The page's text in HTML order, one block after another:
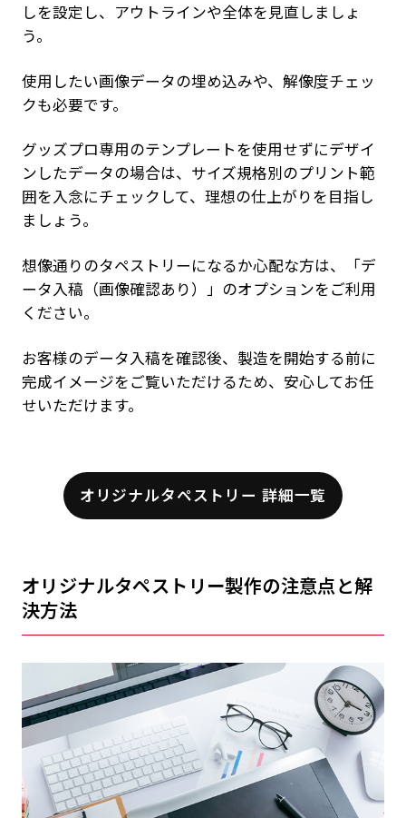
しを設定し、アウトラインや全体を見直しましょ
う。
使用したい画像データの埋め込みや、解像度チェッ
クも必要です。
グッズプロ専用のテンプレートを使用せずにデザイ
ンしたデータの場合は、サイズ規格別のプリント範
囲を入念にチェックして、理想の仕上がりを目指し
ましょう。
想像通りのタペストリーになるか心配な方は、「デ
ータ入稿（画像確認あり）」のオプションをご利用
ください。
お客様のデータ入稿を確認後、製造を開始する前に
完成イメージをご覧いただけるため、安心してお任
せいただけます。
オリジナルタペストリー 詳細一覧
オリジナルタペストリー製作の注意点と解
決方法